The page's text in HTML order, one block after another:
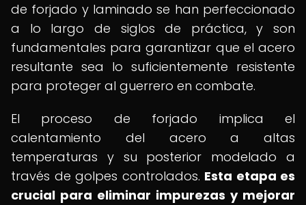
de forjado y laminado se han perfeccionado
a lo largo de siglos de práctica, y son
fundamentales para garantizar que el acero
resultante sea lo suficientemente resistente
para proteger al guerrero en combate.
El proceso de forjado implica el
calentamiento del acero a altas
temperaturas y su posterior modelado a
través de golpes controlados. Esta etapa es
crucial para eliminar impurezas y mejorar